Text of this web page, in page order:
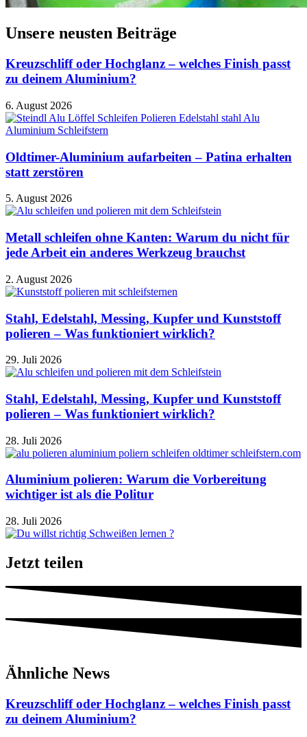
Unsere neusten Beiträge
Kreuzschliff oder Hochglanz – welches Finish passt
zu deinem Aluminium?
6. August 2026
Oldtimer-Aluminium aufarbeiten – Patina erhalten
statt zerstören
5. August 2026
Metall schleifen ohne Kanten: Warum du nicht für
jede Arbeit ein anderes Werkzeug brauchst
2. August 2026
Stahl, Edelstahl, Messing, Kupfer und Kunststoff
polieren – Was funktioniert wirklich?
29. Juli 2026
Stahl, Edelstahl, Messing, Kupfer und Kunststoff
polieren – Was funktioniert wirklich?
28. Juli 2026
Aluminium polieren: Warum die Vorbereitung
wichtiger ist als die Politur
28. Juli 2026
Jetzt teilen
Ähnliche News
Kreuzschliff oder Hochglanz – welches Finish passt
zu deinem Aluminium?